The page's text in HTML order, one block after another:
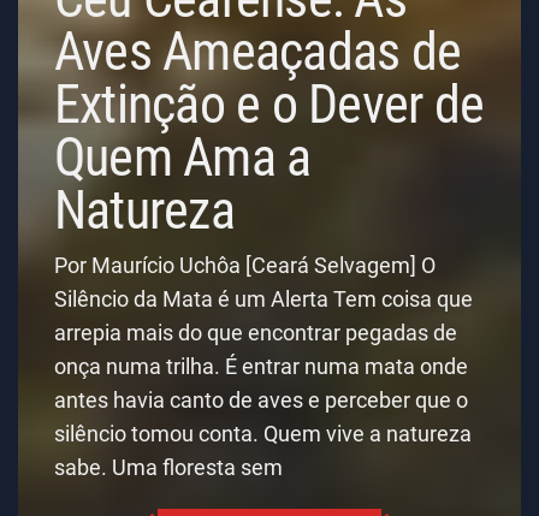
Aves Ameaçadas de
Extinção e o Dever de
Quem Ama a
Natureza
Por Maurício Uchôa [Ceará Selvagem] O
Silêncio da Mata é um Alerta Tem coisa que
arrepia mais do que encontrar pegadas de
onça numa trilha. É entrar numa mata onde
antes havia canto de aves e perceber que o
silêncio tomou conta. Quem vive a natureza
sabe. Uma floresta sem